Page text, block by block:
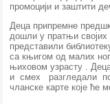
промоцији и заштити
Деца припремне
дошли у пратњи
представили
са књигом од малих
њиховом узрасту .
и смех разгледали
чланске карте које ће